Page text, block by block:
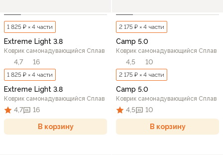
1 825 ₽ × 4 части
Extreme Light 3.8
Коврик самонадувающийся Сплав
4,7 16
1 825 ₽ × 4 части
Extreme Light 3.8
Коврик самонадувающийся Сплав
4,7 16
В корзину
2 175 ₽ × 4 части
Camp 5.0
Коврик самонадувающийся Сплав
4,5 10
2 175 ₽ × 4 части
Camp 5.0
Коврик самонадувающийся Сплав
4,5 10
В корзину